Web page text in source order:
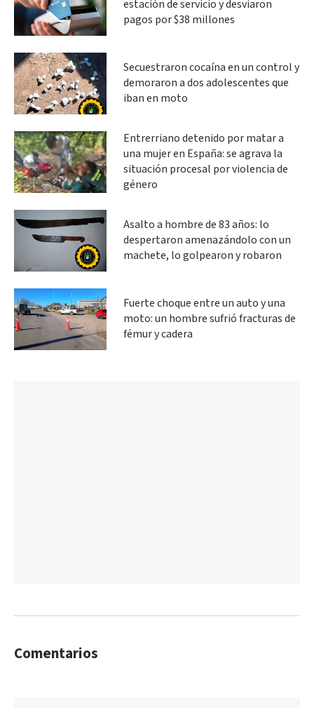
estación de servicio y desviaron
pagos por $38 millones
Secuestraron cocaína en un control y
demoraron a dos adolescentes que
iban en moto
Entrerriano detenido por matar a
una mujer en España: se agrava la
situación procesal por violencia de
género
Asalto a hombre de 83 años: lo
despertaron amenazándolo con un
machete, lo golpearon y robaron
Fuerte choque entre un auto y una
moto: un hombre sufrió fracturas de
fémur y cadera
Comentarios